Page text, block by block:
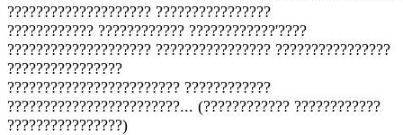
???????????????????? ????????????????
???????????? ???????????? ????????????'????
???????????????????? ???????????????? ????????????????
????????????????
???????????????????????? ????????????
????????????????????????... (???????????? ????????????
????????????????)